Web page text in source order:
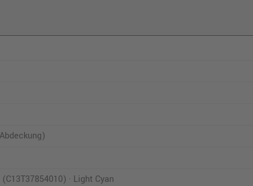
· Light Cyan